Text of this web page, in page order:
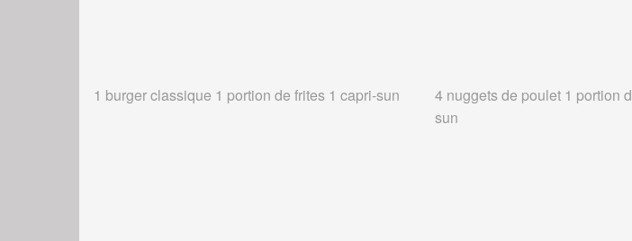
1 burger classique 1 portion de frites 1 capri-sun
4 nuggets de poulet 1 portion
sun